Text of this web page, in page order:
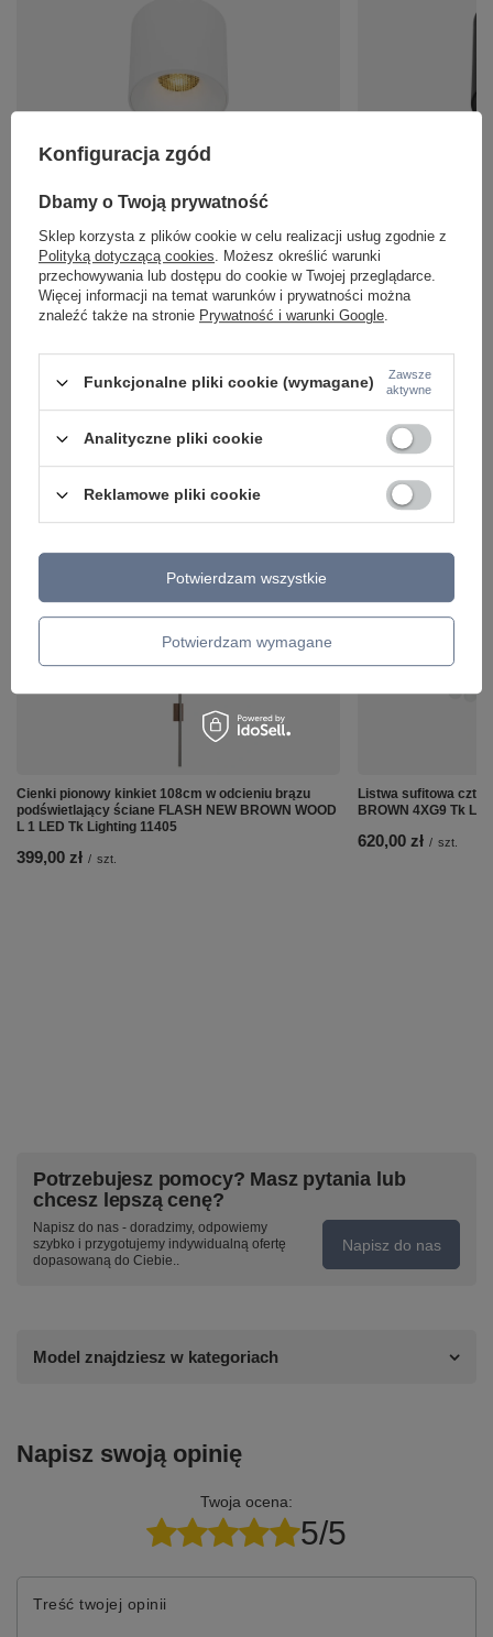
Biała oprawa natynkowa tuba wybór barwy światła
213,00 zł / szt.
ZOBACZ RÓWNIEŻ
Cienki pionowy kinkiet 108cm w odcieniu brązu
podświetlający ściane FLASH NEW BROWN WOOD
L 1 LED Tk Lighting 11405
399,00 zł / szt.
Listwa sufitowa
BROWN 4XG9 Tk
620,00 zł / szt.
Potrzebujesz pomocy? Masz pytania lub
chcesz lepszą cenę?
Napisz do nas - doradzimy, odpowiemy
szybko i przygotujemy indywidualną ofertę
dopasowaną do Ciebie..
Napisz do nas
Model znajdziesz w kategoriach
Napisz swoją opinię
Twoja ocena:
5/5
Treść twojej opinii
Konfiguracja zgód
Dbamy o Twoją prywatność
Sklep korzysta z plików cookie w celu realizacji usług zgodnie z
Polityką dotyczącą cookies. Możesz określić warunki
przechowywania lub dostępu do cookie w Twojej przeglądarce.
Więcej informacji na temat warunków i prywatności można
znaleźć także na stronie Prywatność i warunki Google.
Funkcjonalne pliki cookie (wymagane)
Zawsze
aktywne
Analityczne pliki cookie
Reklamowe pliki cookie
Potwierdzam wymagane
Potwierdzam wszystkie